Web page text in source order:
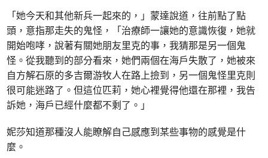
「她今天和其他新兵一起來的，」蒙達說道，往前點了點
頭，意指那走失的鬼怪，「治療師一讓她的意識恢復，她就
開始咆哮，說著有關她朋友里克的事，我猜那是另一個鬼
怪。從我聽到的部分看來，她們兩個在海戶失散了，她被來
自方解石原的多吉爾游牧人在路上撿到，另一個鬼怪里克則
很可能迷路了。但這位匹莉，她心裡覺得他還在那裡，我告
訴她，海戶已經什麼都不剩了。」
妮莎知道那種沒人能瞭解自己感應到某些事物的感覺是什
麼。